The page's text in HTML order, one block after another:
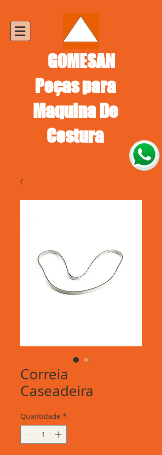
GOMESAN
Peças para
Maquina De
Costura
Correia
Caseadeira
Quantidade *